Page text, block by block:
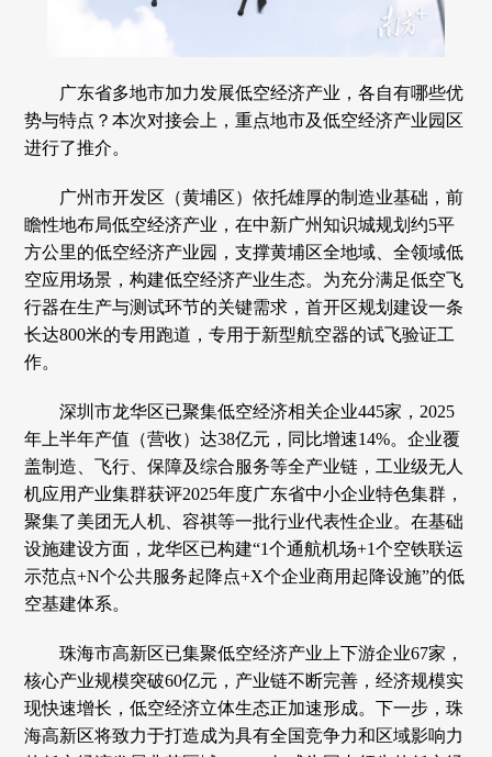
广东省多地市加力发展低空经济产业，各自有哪些优
势与特点？本次对接会上，重点地市及低空经济产业园区
进行了推介。
广州市开发区（黄埔区）依托雄厚的制造业基础，前
瞻性地布局低空经济产业，在中新广州知识城规划约5平
方公里的低空经济产业园，支撑黄埔区全地域、全领域低
空应用场景，构建低空经济产业生态。为充分满足低空飞
行器在生产与测试环节的关键需求，首开区规划建设一条
长达800米的专用跑道，专用于新型航空器的试飞验证工
作。
深圳市龙华区已聚集低空经济相关企业445家，2025
年上半年产值（营收）达38亿元，同比增速14%。企业覆
盖制造、飞行、保障及综合服务等全产业链，工业级无人
机应用产业集群获评2025年度广东省中小企业特色集群，
聚集了美团无人机、容祺等一批行业代表性企业。在基础
设施建设方面，龙华区已构建“1个通航机场+1个空铁联运
示范点+N个公共服务起降点+X个企业商用起降设施”的低
空基建体系。
珠海市高新区已集聚低空经济产业上下游企业67家，
核心产业规模突破60亿元，产业链不断完善，经济规模实
现快速增长，低空经济立体生态正加速形成。下一步，珠
海高新区将致力于打造成为具有全国竞争力和区域影响力